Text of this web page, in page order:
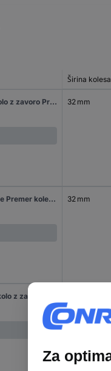
Širina kolesa
Blickle 224121 LKPA-VPA 101K-FI-FA vrtljivo kolo z zavoro Premer kolesa: 100 mm Nosilnost (maks.): 110 kg 1 kos 32 mm
Blickle 223834 LKPA-VPA 126G vrtljivo kolesce Premer kolesa: 125 mm Nosilnost (maks.): 120 kg 1 kos 32 mm